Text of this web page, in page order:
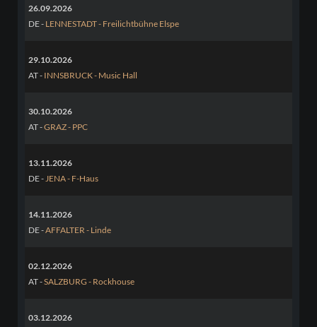
26.09.2026
DE - LENNESTADT - Freilichtbühne Elspe
29.10.2026
AT - INNSBRUCK - Music Hall
30.10.2026
AT -GRAZ - PPC
13.11.2026
DE -JENA - F-Haus
14.11.2026
DE -AFFALTER - Linde
02.12.2026
AT -SALZBURG - Rockhouse
03.12.2026